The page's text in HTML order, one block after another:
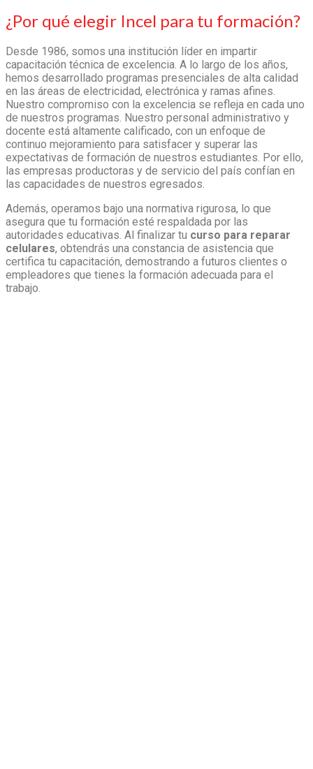
¿Por qué elegir Incel para tu formación?
Desde 1986, somos una institución líder en impartir
capacitación técnica de excelencia. A lo largo de los años,
hemos desarrollado programas presenciales de alta calidad
en las áreas de electricidad, electrónica y ramas afines.
Nuestro compromiso con la excelencia se refleja en cada uno
de nuestros programas. Nuestro personal administrativo y
docente está altamente calificado, con un enfoque de
continuo mejoramiento para satisfacer y superar las
expectativas de formación de nuestros estudiantes. Por ello,
las empresas productoras y de servicio del país confían en
las capacidades de nuestros egresados.
Además, operamos bajo una normativa rigurosa, lo que
asegura que tu formación esté respaldada por las
autoridades educativas. Al finalizar tu curso para reparar
celulares, obtendrás una constancia de asistencia que
certifica tu capacitación, demostrando a futuros clientes o
empleadores que tienes la formación adecuada para el
trabajo.